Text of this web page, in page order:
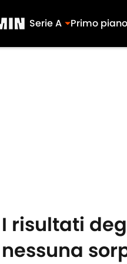
Serie A Primo piano
I risultati
nessuna